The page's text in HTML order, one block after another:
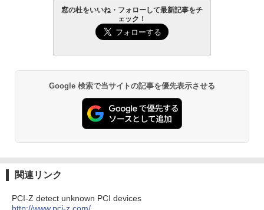
窓の杜をいいね・フォローして最新記事をチ
ェック！
Google 検索で当サイトの記事を優先表示させる
関連リンク
PCI-Z detect unknown PCI devices